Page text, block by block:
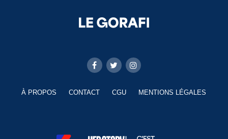
À PROPOS CONTACT CGU MENTIONS LÉGALES